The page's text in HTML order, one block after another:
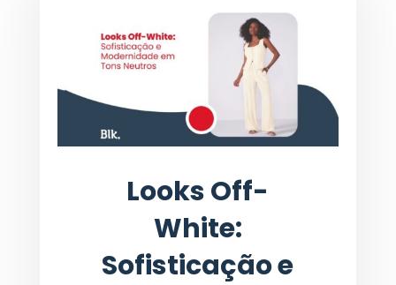
Looks Off-
White:
Sofisticação e